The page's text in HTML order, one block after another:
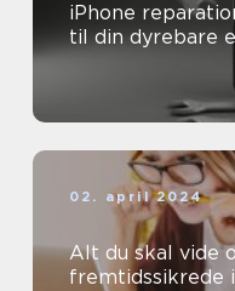
iPhone
til din dyrebare
02. april 2024
Alt du skal vide
fremtidssikrede